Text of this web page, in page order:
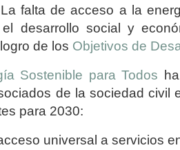
falta de acceso a la
desarrollo social y
de los Objetivos de
Sostenible para Todos
de la sociedad civil
para 2030:
universal a servicios